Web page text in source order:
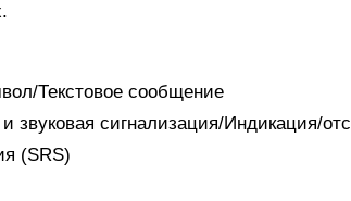
Текстовое сообщение
звуковая сигнализация/Индикация/
(SRS)